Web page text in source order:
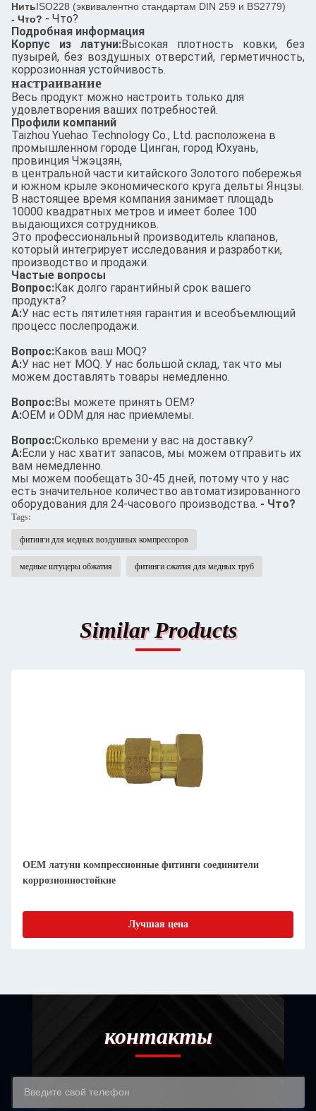
НитьISO228 (эквивалентно стандартам DIN 259 и BS2779)
- Что? - Что?
Подробная информация
Корпус из латуни:Высокая плотность ковки, без
пузырей, без воздушных отверстий, герметичность,
коррозионная устойчивость.
настраивание
Весь продукт можно настроить только для
удовлетворения ваших потребностей.
Профили компаний
Taizhou Yuehao Technology Co., Ltd. расположена в
промышленном городе Цинган, город Юхуань,
провинция Чжэцзян,
в центральной части китайского Золотого побережья
и южном крыле экономического круга дельты Янцзы.
В настоящее время компания занимает площадь
10000 квадратных метров и имеет более 100
выдающихся сотрудников.
Это профессиональный производитель клапанов,
который интегрирует исследования и разработки,
производство и продажи.
Частые вопросы
Вопрос:Как долго гарантийный срок вашего
продукта?
А:У нас есть пятилетняя гарантия и всеобъемлющий
процесс послепродажи.
Вопрос:Каков ваш MOQ?
А:У нас нет MOQ. У нас большой склад, так что мы
можем доставлять товары немедленно.
Вопрос:Вы можете принять OEM?
А:OEM и ODM для нас приемлемы.
Вопрос:Сколько времени у вас на доставку?
А:Если у нас хватит запасов, мы можем отправить их
вам немедленно.
мы можем пообещать 30-45 дней, потому что у нас
есть значительное количество автоматизированного
оборудования для 24-часового производства. - Что?
Tags:
фитинги для медных воздушных компрессоров
медные штуцеры обжатия фитинги сжатия для медных труб
Similar Products
OEM латуни компрессионные фитинги соединители
коррозионностойкие
Лучшая цена
контакты